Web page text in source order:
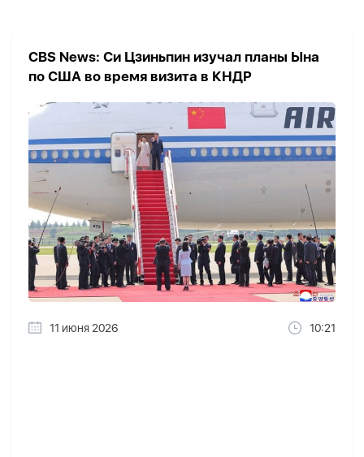
CBS News: Си Цзиньпин изучал планы Ына
по США во время визита в КНДР
11 июня 2026 10:21